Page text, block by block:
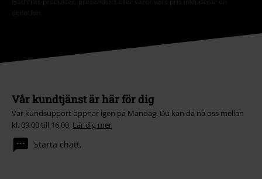
donation.
Vår kundtjänst är här för dig
Vår kundsupport öppnar igen på Måndag. Du kan då nå oss mellan
kl. 09:00 till 16:00. Lär dig mer
Starta chatt.